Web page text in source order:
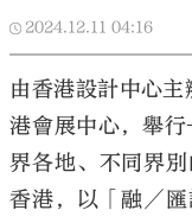
2024.12.11 04:16
由香港設計中心
港會展中心，舉
界各地、不同界
香港，以「融／